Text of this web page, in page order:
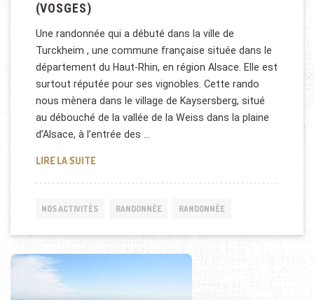
(VOSGES)
Une randonnée qui a débuté dans la ville de
Turckheim , une commune française située dans le
département du Haut-Rhin, en région Alsace. Elle est
surtout réputée pour ses vignobles. Cette rando
nous mènera dans le village de Kaysersberg, situé
au débouché de la vallée de la Weiss dans la plaine
d’Alsace, à l’entrée des …
LIRE LA SUITERANDONNÉE TURCKHEIM KAYSERSBERG (VOSGES)
NOS ACTIVITÉS RANDONNÉE RANDONNÉE